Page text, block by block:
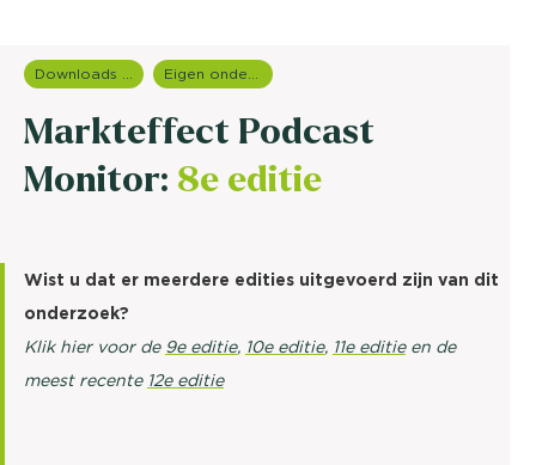
Markteffect Podcast
Monitor: 8e editie
Wist u dat er meerdere edities uitgevoerd zijn van dit
onderzoek?
Klik hier voor de 9e editie, 10e editie, 11e editieen de
meest recente 12e editie